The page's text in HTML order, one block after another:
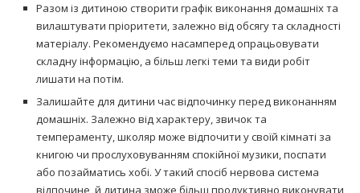
Разом із дитиною створити графік виконання домашніх та
вилаштувати пріоритети, залежно від обсягу та складності
матеріалу. Рекомендуємо насамперед опрацьовувати
складну інформацію, а більш легкі теми та види робіт
лишати на потім.
Залишайте для дитини час відпочинку перед виконанням
домашніх. Залежно від характеру, звичок та
темпераменту, школяр може відпочити у своїй кімнаті за
книгою чи прослуховуванням спокійної музики, поспати
або позайматись хобі. У такий спосіб нервова система
відпочине, й дитина зможе більш продуктивно виконувати